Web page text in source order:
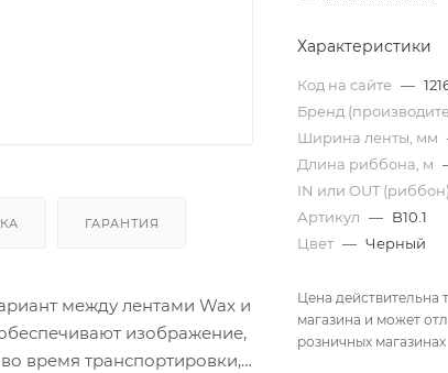
ГАРАНТИЯ
между лентами Wax и
изображение,
время транспортировки,
Характеристики
Код на сайте —
Бренд
Ширина ленты, мм
Длина риббона, м
IN или OUT (риббон)
Артикул — B10.1
Цвет — Черный
Цена действительна
магазина и может
розничных магазинах